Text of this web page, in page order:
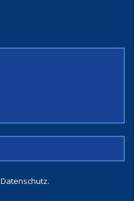
Datenschutz.